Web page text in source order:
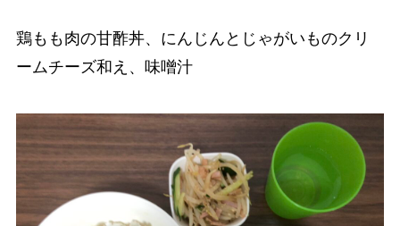
鶏もも肉の甘酢丼、にんじんとじゃがいものクリ
ームチーズ和え、味噌汁